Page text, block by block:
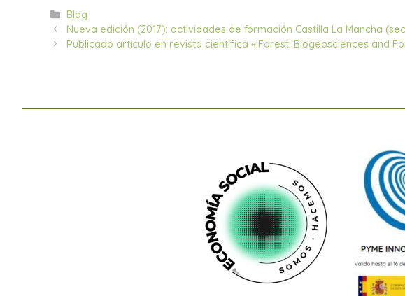
Categorías
Blog
Nueva edición (2017): actividades de formación Castilla La Mancha
Publicado artículo en revista científica «iForest. Biogeosciences and